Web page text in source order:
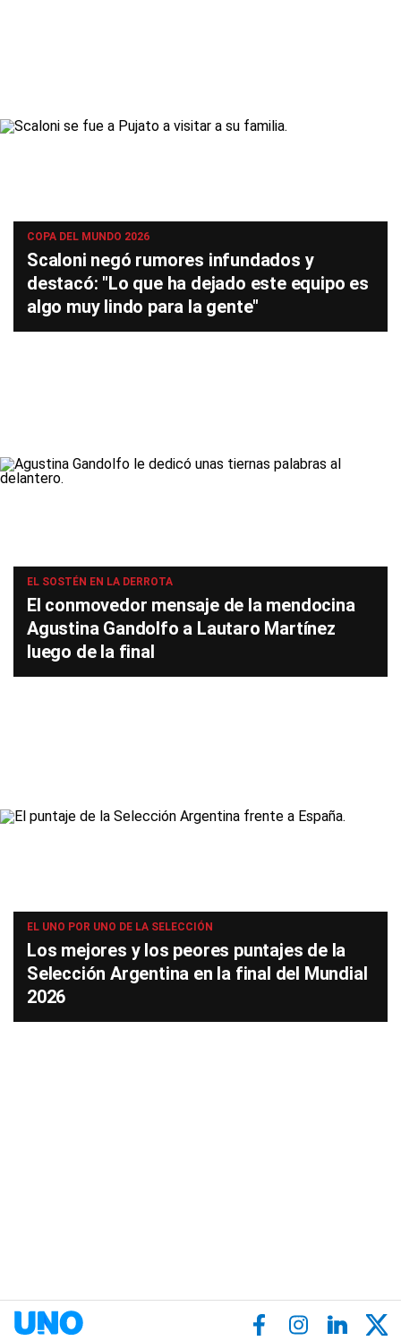
COPA DEL MUNDO 2026
Scaloni negó rumores infundados y
destacó: "Lo que ha dejado este equipo es
algo muy lindo para la gente"
EL SOSTÉN EN LA DERROTA
El conmovedor mensaje de la mendocina
Agustina Gandolfo a Lautaro Martínez
luego de la final
EL UNO POR UNO DE LA SELECCIÓN
Los mejores y los peores puntajes de la
Selección Argentina en la final del Mundial
2026